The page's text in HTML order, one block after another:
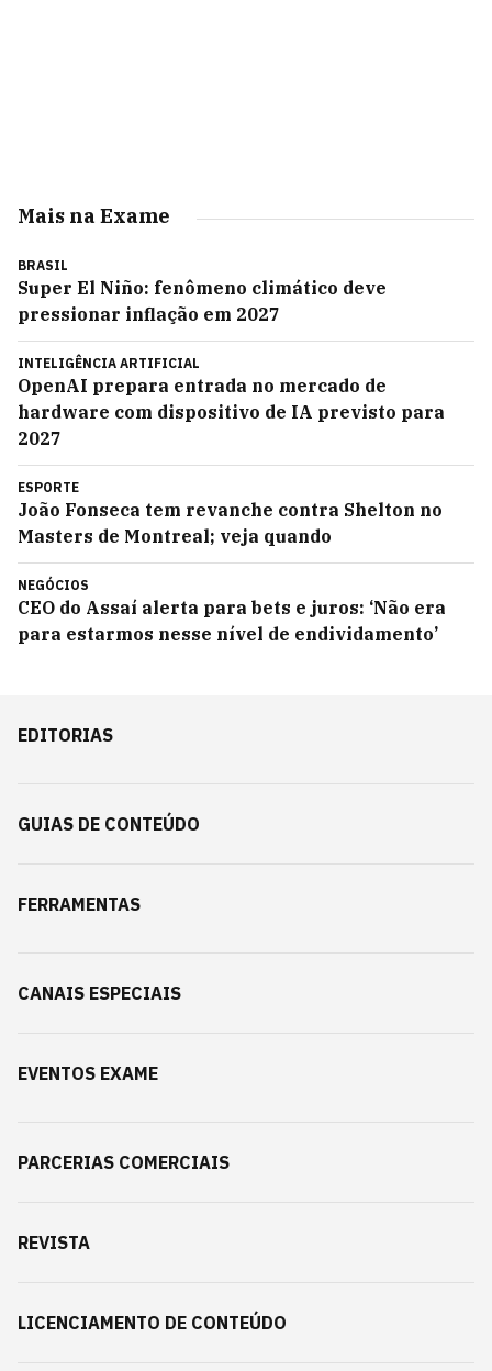
Mais na Exame
BRASIL
Super El Niño: fenômeno climático deve
pressionar inflação em 2027
INTELIGÊNCIA ARTIFICIAL
OpenAI prepara entrada no mercado de
hardware com dispositivo de IA previsto para
2027
ESPORTE
João Fonseca tem revanche contra Shelton no
Masters de Montreal; veja quando
NEGÓCIOS
CEO do Assaí alerta para bets e juros: ‘Não era
para estarmos nesse nível de endividamento’
EDITORIAS
GUIAS DE CONTEÚDO
FERRAMENTAS
CANAIS ESPECIAIS
EVENTOS EXAME
PARCERIAS COMERCIAIS
REVISTA
LICENCIAMENTO DE CONTEÚDO